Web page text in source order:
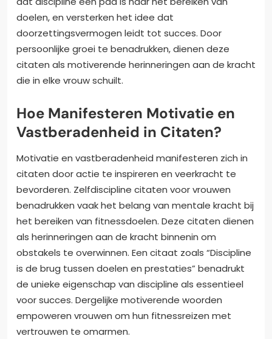
doelen, en versterken het idee dat
doorzettingsvermogen leidt tot succes. Door
persoonlijke groei te benadrukken, dienen deze
citaten als motiverende herinneringen aan de kracht
die in elke vrouw schuilt.
Hoe Manifesteren Motivatie en
Vastberadenheid in Citaten?
Motivatie en vastberadenheid manifesteren zich in
citaten door actie te inspireren en veerkracht te
bevorderen. Zelfdiscipline citaten voor vrouwen
benadrukken vaak het belang van mentale kracht bij
het bereiken van fitnessdoelen. Deze citaten dienen
als herinneringen aan de kracht binnenin om
obstakels te overwinnen. Een citaat zoals “Discipline
is de brug tussen doelen en prestaties” benadrukt
de unieke eigenschap van discipline als essentieel
voor succes. Dergelijke motiverende woorden
empoweren vrouwen om hun fitnessreizen met
vertrouwen te omarmen.